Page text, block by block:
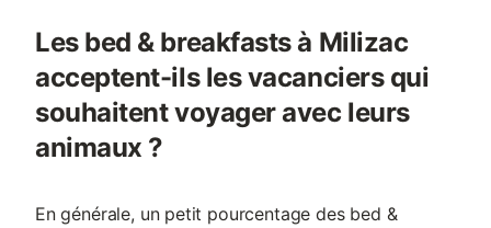
Les bed & breakfasts à Milizac
acceptent-ils les vacanciers qui
souhaitent voyager avec leurs
animaux ?
En générale, un petit pourcentage des bed &